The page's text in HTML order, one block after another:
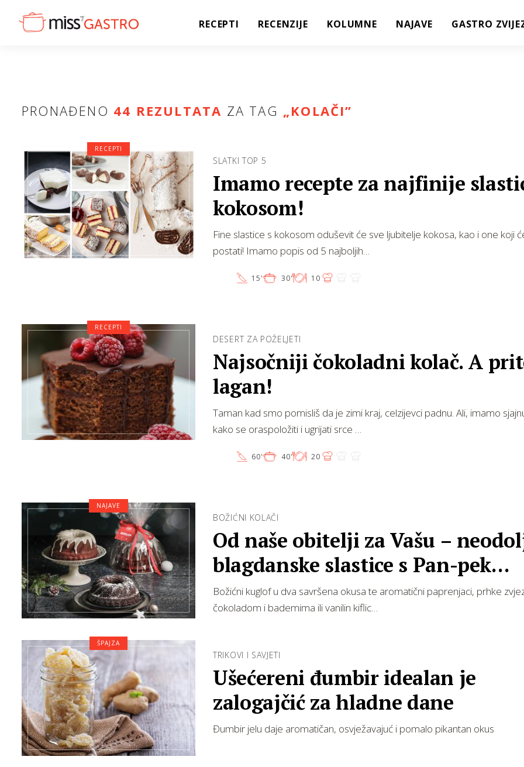
RECEPTI RECENZIJE KOLUMNE NAJAVE GASTRO
PRONAĐENO 44 REZULTATA ZA TAG „KOLAČI”
SLATKI TOP 5
Imamo recepte za najfinije
kokosom!
Fine slastice s kokosom oduševit će sve ljubitelje kokosa, kao i one koji
postati! Imamo popis od 5 najboljih…
15' 30' 10
RECEPTI
DESERT ZA POŽELJETI
Najsočniji čokoladni kolač. A
lagan!
Taman kad smo pomisliš da je zimi kraj, celzijevci padnu. Ali, imamo
kako se oraspoložiti i ugrijati srce …
60' 40' 20
RECEPTI
BOŽIĆNI KOLAČI
Od naše obitelji za Vašu –
blagdanske slastice s Pan-pek
potpisom
Božićni kuglof u dva savršena okusa te aromatični paprenjaci, prhke
čokoladom i bademima ili vanilin kiflic…
NAJAVE
TRIKOVI I SAVJETI
Ušećereni đumbir idealan je
zalogajčić za hladne dane
Đumbir jelu daje aromatičan, osvježavajuć i pomalo pikantan okus
ŠPAJZA